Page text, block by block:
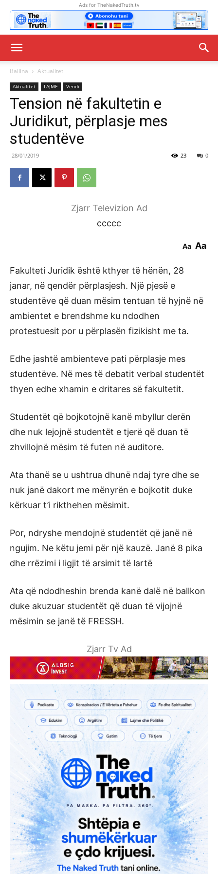
Ads for TheNakedTruth.tv
Ballina Aktualitet
Aktualitet LAJME Vendi
Tension në fakultetin e
Juridikut, përplasje mes
studentëve
28/01/2019 0
23
Zjarr Televizion Ad
ccccc
Aa Aa
Fakulteti Juridik është kthyer të hënën, 28
janar, në qendër përplasjesh. Një pjesë e
studentëve që duan mësim tentuan të hyjnë në
ambientet e brendshme ku ndodhen
protestuesit por u përplasën fizikisht me ta.
Edhe jashtë ambienteve pati përplasje mes
studentëve. Në mes të debatit verbal studentët
thyen edhe xhamin e dritares së fakultetit.
Studentët që bojkotojnë kanë mbyllur derën
dhe nuk lejojnë studentët e tjerë që duan të
zhvillojnë mësim të futen në auditore.
Ata thanë se u ushtrua dhunë ndaj tyre dhe se
nuk janë dakort me mënyrën e bojkotit duke
kërkuar t’i rikthehen mësimit.
Por, ndryshe mendojnë studentët që janë në
ngujim. Ne këtu jemi për një kauzë. Janë 8 pika
dhe rrëzimi i ligjit të arsimit të lartë
Ata që ndodheshin brenda kanë dalë në ballkon
duke akuzuar studentët që duan të vijojnë
mësimin se janë të FRESSH.
Zjarr Tv Ad